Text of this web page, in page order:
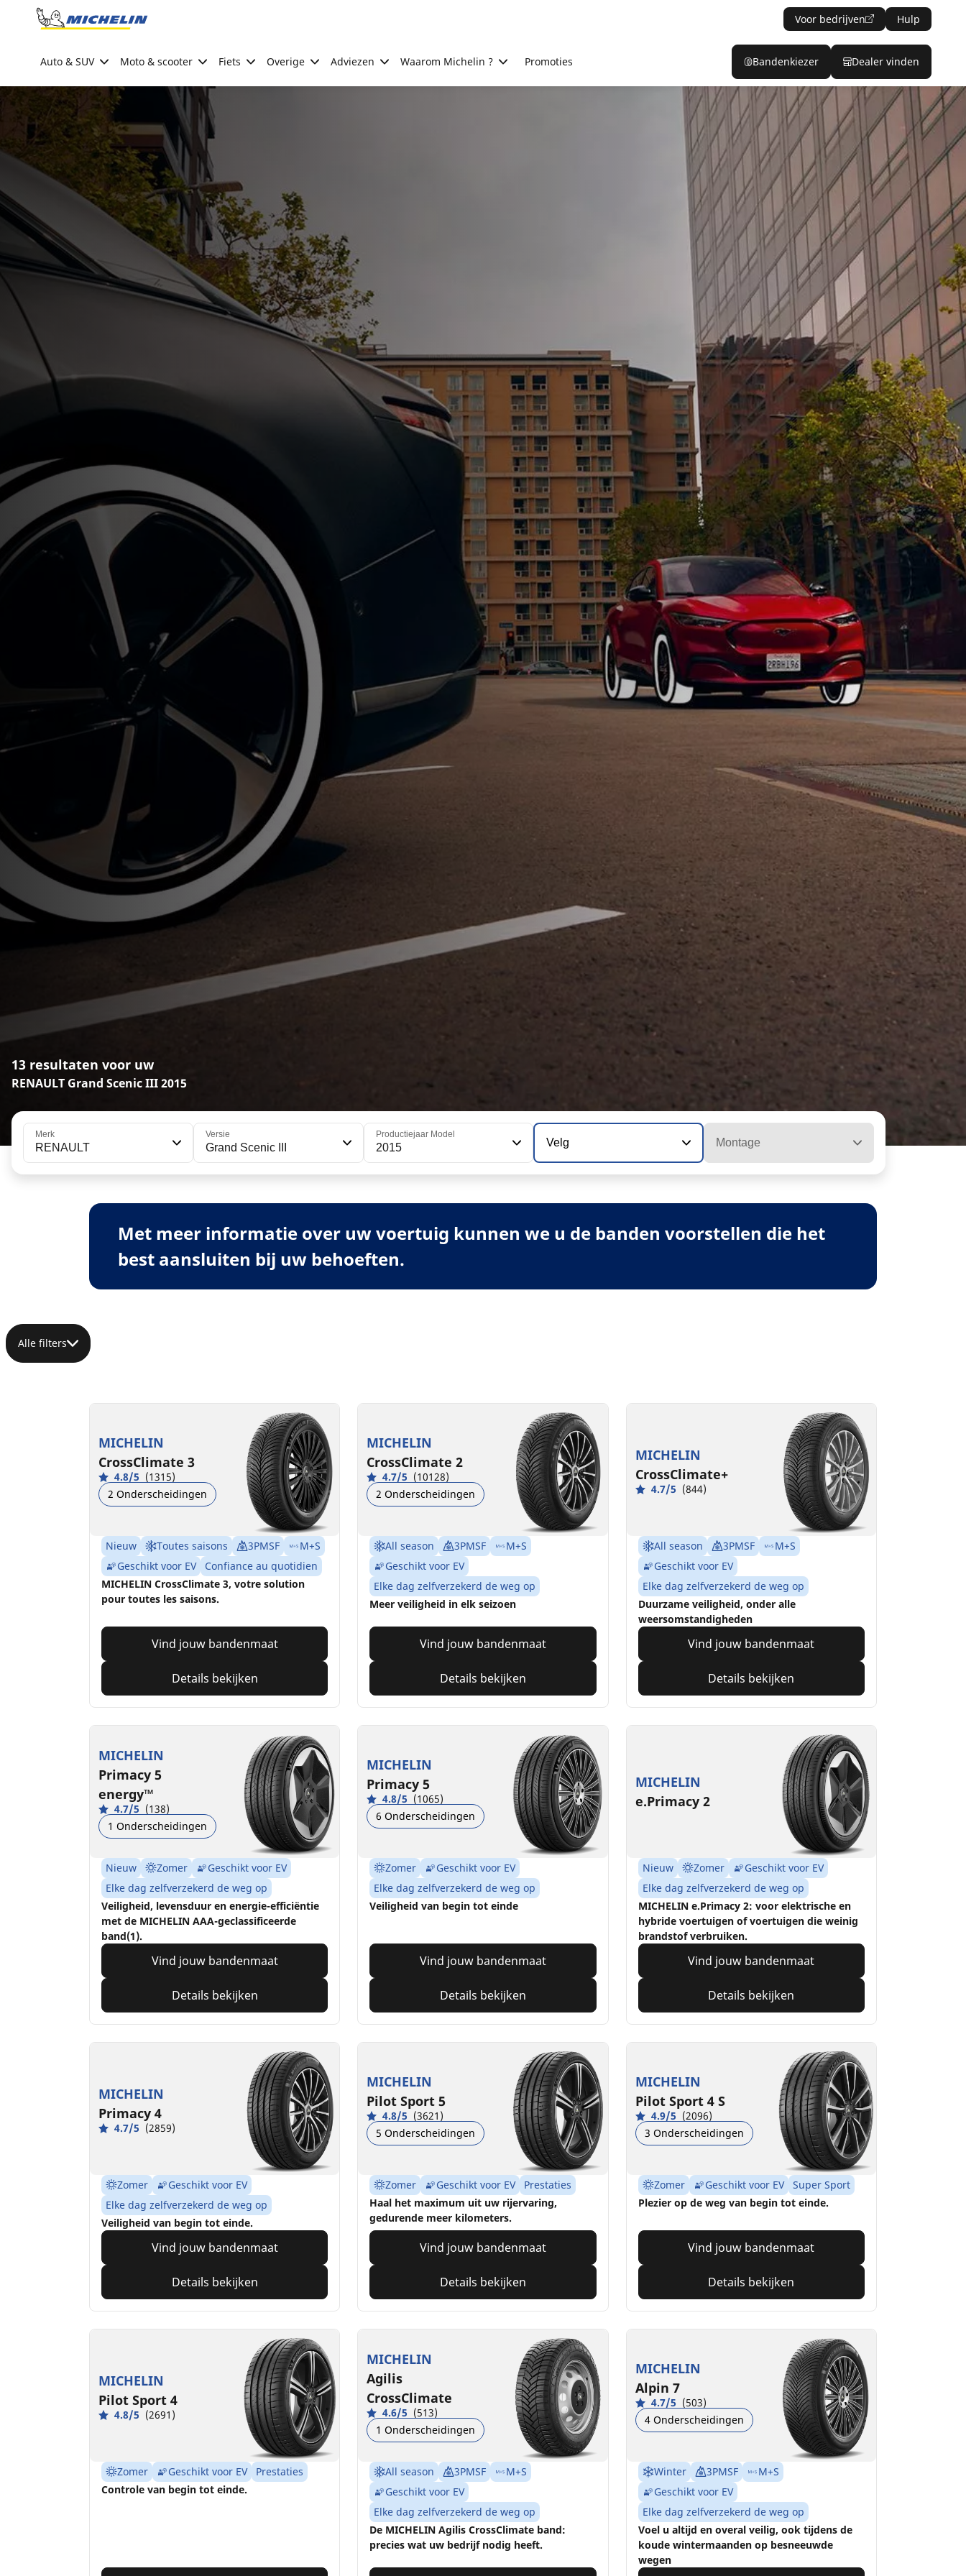
Go to page content
Voor bedrijven Hulp
Auto & SUV Moto & scooter Fiets Overige Adviezen Waarom Michelin ? Promoties Bandenkiezer Dealer vinden
13 resultaten voor uw
RENAULT Grand Scenic III 2015
Merk
RENAULT
Versie
Grand Scenic III
Productiejaar Model
2015 Velg Montage
Met meer informatie over uw voertuig kunnen we u de banden voorstellen die het
best aansluiten bij uw behoeften.
Alle filters
MICHELIN
CrossClimate 3
4.8/5 (1315)
2 Onderscheidingen
Nieuw Toutes saisons 3PMSF
M+S
Geschikt voor EV
Confiance au quotidien
MICHELIN CrossClimate 3, votre solution
pour toutes les saisons.
Vind jouw bandenmaat
Details bekijken
MICHELIN
CrossClimate 2
4.7/5 (10128)
2 Onderscheidingen
All season 3PMSF
M+S
Geschikt voor EV
Elke dag zelfverzekerd de weg op
Meer veiligheid in elk seizoen
Vind jouw bandenmaat
Details bekijken
MICHELIN
CrossClimate+
4.7/5 (844)
All season 3PMSF
M+S
Geschikt voor EV
Elke dag zelfverzekerd de weg op
Duurzame veiligheid, onder alle
weersomstandigheden
Vind jouw bandenmaat
Details bekijken
MICHELIN
Primacy 5
energy™
4.7/5 (138)
1 Onderscheidingen
Nieuw Zomer
Geschikt voor EV
Elke dag zelfverzekerd de weg op
Veiligheid, levensduur en energie-efficiëntie
met de MICHELIN AAA-geclassificeerde
band(1).
Vind jouw bandenmaat
Details bekijken
MICHELIN
Primacy 5
4.8/5 (1065)
6 Onderscheidingen
Zomer
Geschikt voor EV
Elke dag zelfverzekerd de weg op
Veiligheid van begin tot einde
Vind jouw bandenmaat
Details bekijken
MICHELIN
e.Primacy 2
Nieuw Zomer
Geschikt voor EV
Elke dag zelfverzekerd de weg op
MICHELIN e.Primacy 2: voor elektrische en
hybride voertuigen of voertuigen die weinig
brandstof verbruiken.
Vind jouw bandenmaat
Details bekijken
MICHELIN
Primacy 4
4.7/5 (2859)
Zomer
Geschikt voor EV
Elke dag zelfverzekerd de weg op
Veiligheid van begin tot einde.
Vind jouw bandenmaat
Details bekijken
MICHELIN
Pilot Sport 5
4.8/5 (3621)
5 Onderscheidingen
Zomer Geschikt voor EV
Prestaties
Haal het maximum uit uw rijervaring,
gedurende meer kilometers.
Vind jouw bandenmaat
Details bekijken
MICHELIN
Pilot Sport 4 S
4.9/5 (2096)
3 Onderscheidingen
Zomer Geschikt voor EV
Super Sport
Plezier op de weg van begin tot einde.
Vind jouw bandenmaat
Details bekijken
MICHELIN
Pilot Sport 4
4.8/5 (2691)
Zomer Geschikt voor EV
Prestaties
Controle van begin tot einde.
MICHELIN
Agilis
CrossClimate
4.6/5 (513)
1 Onderscheidingen
All season 3PMSF
M+S
Geschikt voor EV
Elke dag zelfverzekerd de weg op
De MICHELIN Agilis CrossClimate band:
precies wat uw bedrijf nodig heeft.
MICHELIN
Alpin 7
4.7/5 (503)
4 Onderscheidingen
Winter 3PMSF
M+S
Geschikt voor EV
Elke dag zelfverzekerd de weg op
Voel u altijd en overal veilig, ook tijdens de
koude wintermaanden op besneeuwde
wegen